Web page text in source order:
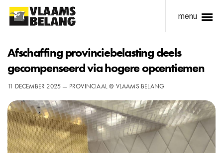
menu
Afschaffing provinciebelasting deels
gecompenseerd via hogere opcentiemen
11 DECEMBER 2025 — PROVINCIAAL @ VLAAMS BELANG